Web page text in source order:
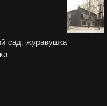
сад журавушка